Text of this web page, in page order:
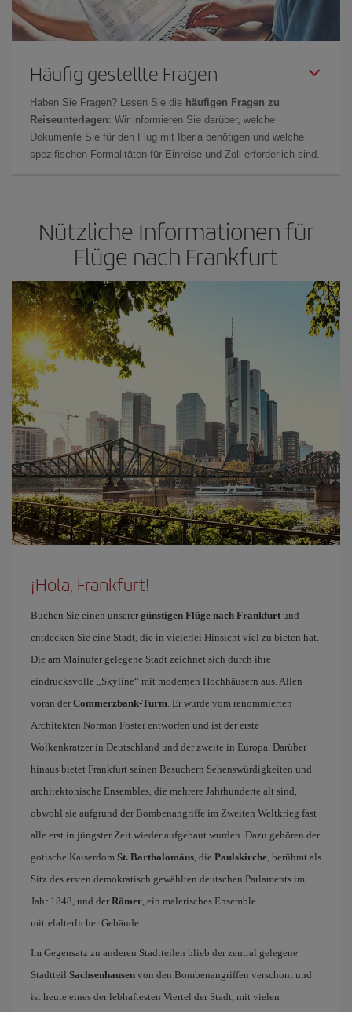
Häufig gestellte Fragen
Haben Sie Fragen? Lesen Sie die häufigen Fragen zu
Reiseunterlagen: Wir informieren Sie darüber, welche
Dokumente Sie für den Flug mit Iberia benötigen und welche
spezifischen Formalitäten für Einreise und Zoll erforderlich sind.
Nützliche Informationen für
Flüge nach Frankfurt
¡Hola, Frankfurt!
Buchen Sie einen unserer günstigen Flüge nach Frankfurt und
entdecken Sie eine Stadt, die in vielerlei Hinsicht viel zu bieten hat.
Die am Mainufer gelegene Stadt zeichnet sich durch ihre
eindrucksvolle „Skyline“ mit modernen Hochhäusern aus. Allen
voran der Commerzbank-Turm. Er wurde vom renommierten
Architekten Norman Foster entworfen und ist der erste
Wolkenkratzer in Deutschland und der zweite in Europa. Darüber
hinaus bietet Frankfurt seinen Besuchern Sehenswürdigkeiten und
architektonische Ensembles, die mehrere Jahrhunderte alt sind,
obwohl sie aufgrund der Bombenangriffe im Zweiten Weltkrieg fast
alle erst in jüngster Zeit wieder aufgebaut wurden. Dazu gehören der
gotische Kaiserdom St. Bartholomäus, die Paulskirche, berühmt als
Sitz des ersten demokratisch gewählten deutschen Parlaments im
Jahr 1848, und der Römer, ein malerisches Ensemble
mittelalterlicher Gebäude.
Im Gegensatz zu anderen Stadtteilen blieb der zentral gelegene
Stadtteil Sachsenhausen von den Bombenangriffen verschont und
ist heute eines der lebhaftesten Viertel der Stadt, mit vielen